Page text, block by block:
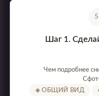
Шаг 1.
Чем подробнее
◈ ОБЩИЙ ВИД